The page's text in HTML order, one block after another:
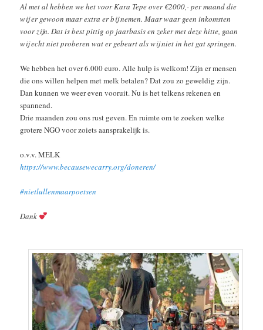
Al met al hebben we het voor Kara Tepe over €2000,- per maand die
wij er gewoon maar extra er bij nemen. Maar waar geen inkomsten
voor zijn. Dat is best pittig op jaarbasis en zeker met deze hitte, gaan
wij echt niet proberen wat er gebeurt als wij niet in het gat springen.
We hebben het over 6.000 euro. Alle hulp is welkom! Zijn er mensen
die ons willen helpen met melk betalen? Dat zou zo geweldig zijn.
Dan kunnen we weer even vooruit. Nu is het telkens rekenen en
spannend.
Drie maanden zou ons rust geven. En ruimte om te zoeken welke
grotere NGO voor zoiets aansprakelijk is.
o.v.v. MELK
https://www.becausewecarry.org/doneren/
#nietlullenmaarpoetsen
Dank